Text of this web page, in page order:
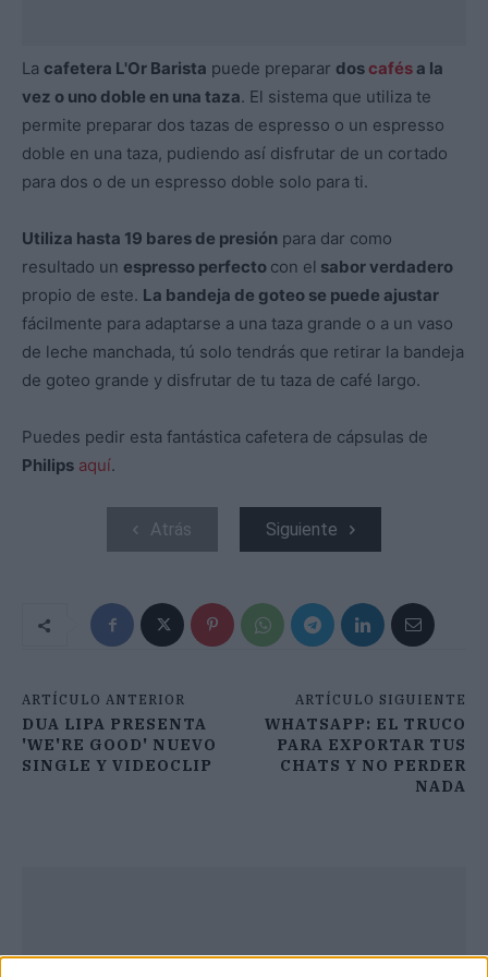
La cafetera L'Or Barista puede preparar dos cafésa la
vez o uno doble en una taza. El sistema que utiliza te
permite preparar dos tazas de espresso o un espresso
doble en una taza, pudiendo así disfrutar de un cortado
para dos o de un espresso doble solo para ti.
Utiliza hasta 19 bares de presión para dar como
resultado un espresso perfecto con el sabor verdadero
propio de este. La bandeja de goteo se puede ajustar
fácilmente para adaptarse a una taza grande o a un vaso
de leche manchada, tú solo tendrás que retirar la bandeja
de goteo grande y disfrutar de tu taza de café largo.
Puedes pedir esta fantástica cafetera de cápsulas de
Philips aquí.
Atrás Siguiente
ARTÍCULO ANTERIOR
DUA LIPA PRESENTA
'WE'RE GOOD' NUEVO
SINGLE Y VIDEOCLIP
ARTÍCULO SIGUIENTE
WHATSAPP: EL TRUCO
PARA EXPORTAR TUS
CHATS Y NO PERDER
NADA